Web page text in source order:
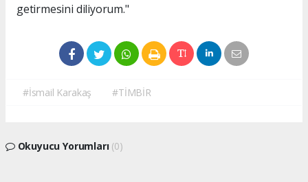
getirmesini diliyorum."
#İsmail Karakaş #TİMBİR
Okuyucu Yorumları (0)